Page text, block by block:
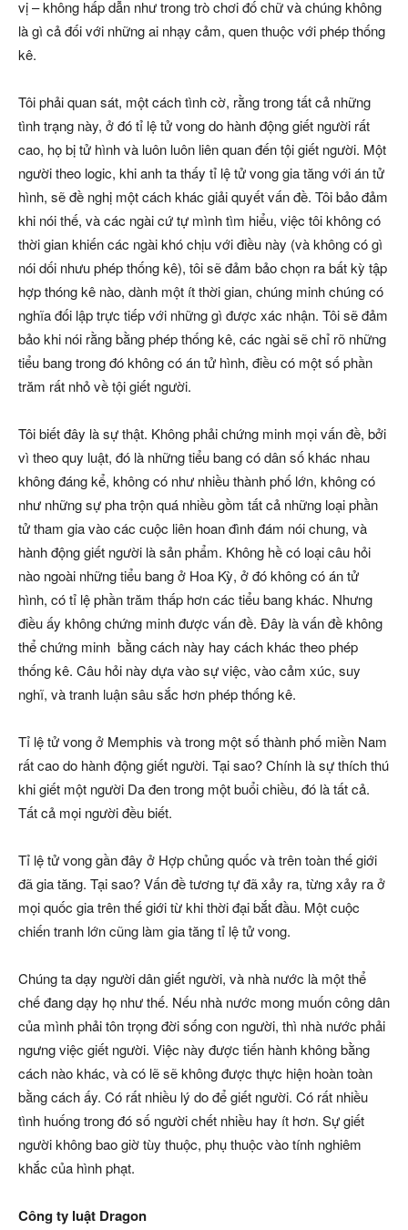
vị – không hấp dẫn như trong trò chơi đố chữ và chúng không
là gì cả đối với những ai nhạy cảm, quen thuộc với phép thống
kê.
Tôi phải quan sát, một cách tình cờ, rằng trong tất cả những
tình trạng này, ở đó tỉ lệ tử vong do hành động giết người rất
cao, họ bị tử hình và luôn luôn liên quan đến tội giết người. Một
người theo logic, khi anh ta thấy tỉ lệ tử vong gia tăng với án tử
hình, sẽ đề nghị một cách khác giải quyết vấn đề. Tôi bảo đảm
khi nói thế, và các ngài cứ tự mình tìm hiểu, việc tôi không có
thời gian khiến các ngài khó chịu với điều này (và không có gì
nói dối nhưu phép thống kê), tôi sẽ đảm bảo chọn ra bất kỳ tập
hợp thóng kê nào, dành một ít thời gian, chúng minh chúng có
nghĩa đối lập trực tiếp với những gì được xác nhận. Tôi sẽ đảm
bảo khi nói rằng bằng phép thống kê, các ngài sẽ chỉ rõ những
tiểu bang trong đó không có án tử hình, điều có một số phần
trăm rất nhỏ về tội giết người.
Tôi biết đây là sự thật. Không phải chứng minh mọi vấn đề, bởi
vì theo quy luật, đó là những tiểu bang có dân số khác nhau
không đáng kể, không có như nhiều thành phố lớn, không có
như những sự pha trộn quá nhiều gồm tất cả những loại phần
tử tham gia vào các cuộc liên hoan đình đám nói chung, và
hành động giết người là sản phẩm. Không hề có loại câu hỏi
nào ngoài những tiểu bang ở Hoa Kỳ, ở đó không có án tử
hình, có tỉ lệ phần trăm thấp hơn các tiểu bang khác. Nhưng
điều ấy không chứng minh được vấn đề. Đây là vấn đề không
thể chứng minh bằng cách này hay cách khác theo phép
thống kê. Câu hỏi này dựa vào sự việc, vào cảm xúc, suy
nghĩ, và tranh luận sâu sắc hơn phép thống kê.
Tỉ lệ tử vong ở Memphis và trong một số thành phố miền Nam
rất cao do hành động giết người. Tại sao? Chính là sự thích thú
khi giết một người Da đen trong một buổi chiều, đó là tất cả.
Tất cả mọi người đều biết.
Tỉ lệ tử vong gần đây ở Hợp chủng quốc và trên toàn thế giới
đã gia tăng. Tại sao? Vấn đề tương tự đã xảy ra, từng xảy ra ở
mọi quốc gia trên thế giới từ khi thời đại bắt đầu. Một cuộc
chiến tranh lớn cũng làm gia tăng tỉ lệ tử vong.
Chúng ta dạy người dân giết người, và nhà nước là một thể
chế đang dạy họ như thế. Nếu nhà nước mong muốn công dân
của mình phải tôn trọng đời sống con người, thì nhà nước phải
ngưng việc giết người. Việc này được tiến hành không bằng
cách nào khác, và có lẽ sẽ không được thực hiện hoàn toàn
bằng cách ấy. Có rất nhiều lý do để giết người. Có rất nhiều
tình huống trong đó số người chết nhiều hay ít hơn. Sự giết
người không bao giờ tùy thuộc, phụ thuộc vào tính nghiêm
khắc của hình phạt.
Công ty luật Dragon